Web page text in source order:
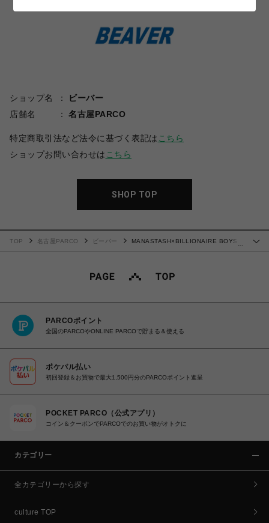
ショップ名
ビーバー
店舗名
名古屋PARCO
特定商取引法など法令に基づく表記は こちら
ショップお問い合わせは こちら
SHOP TOP
…
TOP 名古屋PARCO ビーバー
MANASTASH×BILLIONAIRE BOYS
PARCOポイント
全国のPARCOやONLINE PARCOで貯まる＆使える
ポケパル払い
初回登録＆お買物で最大1,500円分のPARCOポイント進呈
POCKET PARCO（公式アプリ）
コイン＆クーポンでPARCOでのお買い物がオトクに
カテゴリー
全カテゴリーから探す
culture TOP